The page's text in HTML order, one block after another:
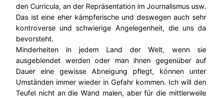
den Curricula, an der Repräsentation im Journalismus usw.
Das ist eine eher kämpferische und deswegen auch sehr
kontroverse und schwierige Angelegenheit, die uns da
bevorsteht.
Minderheiten in jedem Land der Welt, wenn sie
ausgeblendet werden oder man ihnen gegenüber auf
Dauer eine gewisse Abneigung pflegt, können unter
Umständen immer wieder in Gefahr kommen. Ich will den
Teufel nicht an die Wand malen, aber für die mittlerweile